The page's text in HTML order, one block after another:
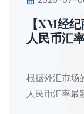
【XM经
人民币汇
根据外汇市场
人民币汇率最